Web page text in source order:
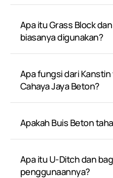
Apa itu Grass Block
biasanya digunakan?
Apa fungsi dari
Cahaya Jaya Beton?
Apakah Buis Beton
Apa itu U-Ditch dan
penggunaannya?